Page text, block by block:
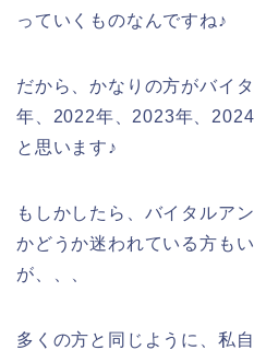
っていくものなんですね♪
だから、かなりの方がバイ
年、2022年、2023年、
と思います♪
もしかしたら、バイタルア
かどうか迷われている方も
が、、、
多くの方と同じように、私